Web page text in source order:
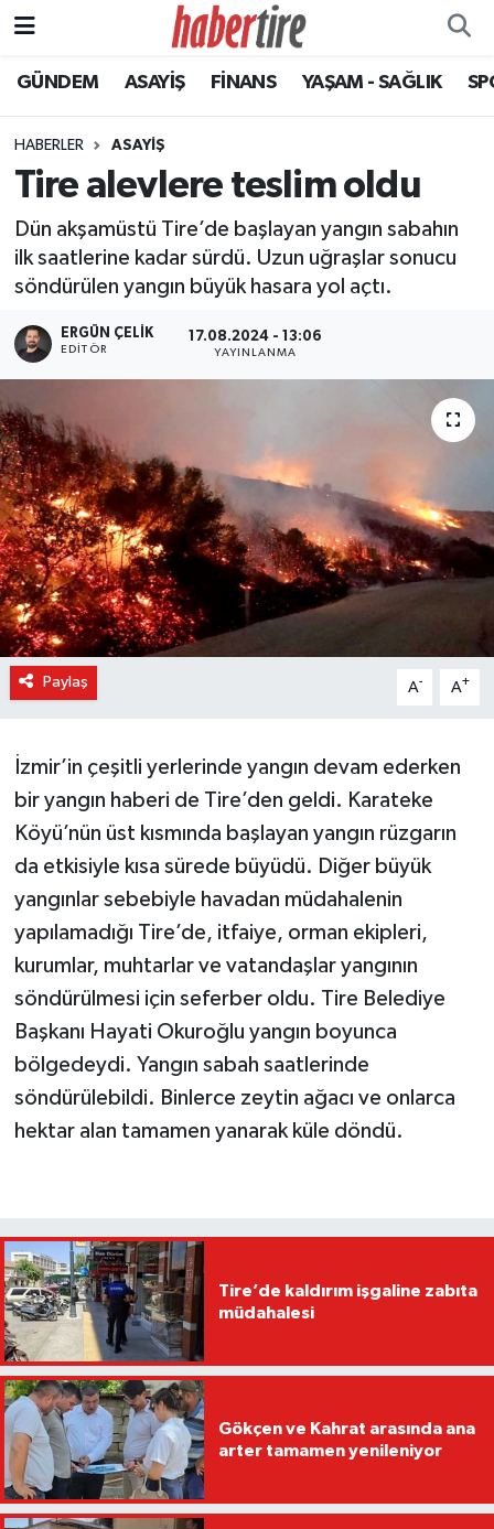
GÜNDEM ASAYİŞ FİNANS YAŞAM - SAĞLIK
HABERLER ASAYİŞ
Tire alevlere teslim oldu
Dün akşamüstü Tire’de başlayan yangın sabahın
ilk saatlerine kadar sürdü. Uzun uğraşlar sonucu
söndürülen yangın büyük hasara yol açtı.
ERGÜN ÇELIK
EDITÖR
17.08.2024 - 13:06
YAYINLANMA
Paylaş A- A+
İzmir’in çeşitli yerlerinde yangın devam ederken
bir yangın haberi de Tire’den geldi. Karateke
Köyü’nün üst kısmında başlayan yangın rüzgarın
da etkisiyle kısa sürede büyüdü. Diğer büyük
yangınlar sebebiyle havadan müdahalenin
yapılamadığı Tire’de, itfaiye, orman ekipleri,
kurumlar, muhtarlar ve vatandaşlar yangının
söndürülmesi için seferber oldu. Tire Belediye
Başkanı Hayati Okuroğlu yangın boyunca
bölgedeydi. Yangın sabah saatlerinde
söndürülebildi. Binlerce zeytin ağacı ve onlarca
hektar alan tamamen yanarak küle döndü.
Tire’de kaldırım işgaline zabıta
müdahalesi
Gökçen ve Kahrat arasında ana
arter tamamen yenileniyor
Tire Nöbetçi Eczaneler
Tire Hava Durumu
Tire Trafik Yoğunluk Haritası
Süper Lig Puan Durumu ve Fikstür
Haber Arşivi